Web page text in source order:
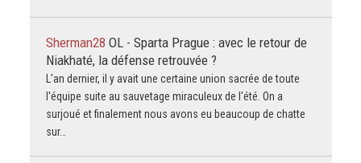
Sherman28 OL - Sparta Prague : avec le retour de
Niakhaté, la défense retrouvée ?
L'an dernier, il y avait une certaine union sacrée de toute
l'équipe suite au sauvetage miraculeux de l'été. On a
surjoué et finalement nous avons eu beaucoup de chatte
sur…